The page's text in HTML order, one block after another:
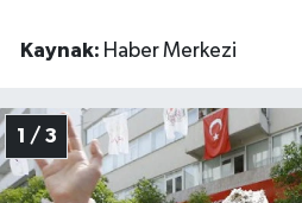
Kaynak: Haber Merkezi
1 / 3
Manisaspor
Siyaset